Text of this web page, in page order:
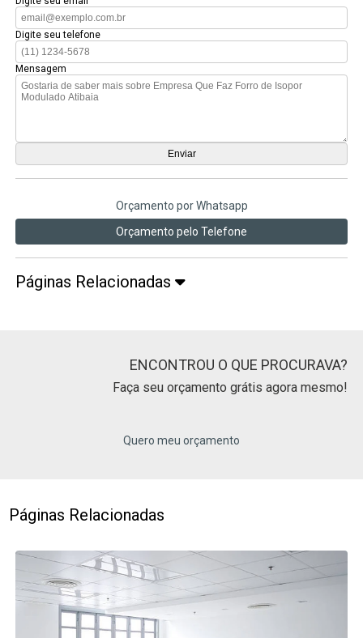
Digite seu telefone
Mensagem
Orçamento por Whatsapp
Orçamento pelo Telefone
Páginas Relacionadas
ENCONTROU O QUE PROCURAVA?
Faça seu orçamento grátis agora mesmo!
Quero meu orçamento
Páginas Relacionadas